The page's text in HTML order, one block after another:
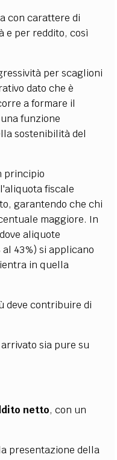
con carattere di
e per reddito, così
per scaglioni
dato che è
a formare il
funzione
sostenibilità del
principio
fiscale
garantendo che chi
maggiore. In
aliquote
43%) si applicano
in quella
deve contribuire di
arrivato sia pure su
netto, con un
presentazione della